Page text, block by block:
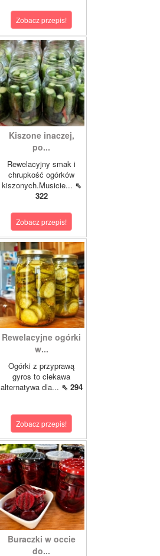
Zobacz przepis!
Kiszone inaczej,
po...
Rewelacyjny smak i
chrupkość ogórków
kiszonych.Musicie... ⇖
322
Zobacz przepis!
Rewelacyjne ogórki
w...
Ogórki z przyprawą
gyros to ciekawa
alternatywa dla... ⇖ 294
Zobacz przepis!
Buraczki w occie
do...